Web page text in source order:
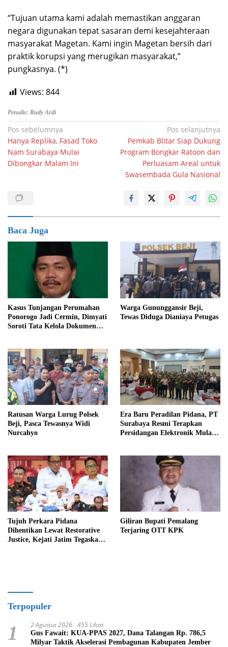
“Tujuan utama kami adalah memastikan anggaran
negara digunakan tepat sasaran demi kesejahteraan
masyarakat Magetan. Kami ingin Magetan bersih dari
praktik korupsi yang merugikan masyarakat,”
pungkasnya. (*)
Views: 844
Penulis: Rudy Ardi
Navigasi
pos
Pos sebelumnya
Hanya Replika, Fasad Toko
Nam Surabaya Mulai
Dibongkar Malam Ini
Pos selanjutnya
Pemkab Blitar Siap Dukung
Program Bongkar Ratoon dan
Perluasam Areal untuk
Swasembada Gula Nasional
Baca Juga
Kasus Tunjangan Perumahan
Ponorogo Jadi Cermin, Dimyati
Soroti Tata Kelola Dokumen
Warga Gununggansir Beji,
Tewas Diduga Dianiaya Petugas
Ratusan Warga Lurug Polsek
Beji, Pasca Tewasnya Widi
Nurcahyo
Era Baru Peradilan Pidana, PT
Surabaya Resmi Terapkan
Persidangan Elektronik Mulai 1
Tujuh Perkara Pidana
Dihentikan Lewat Restorative
Justice, Kejati Jatim Tegaskan
Giliran Bupati Pemalang
Terjaring OTT KPK
Terpopuler
1 2 Agustus 2026 455 Lihat
Gus Fawait: KUA-PPAS 2027, Dana Talangan Rp. 786,5
Milyar Taktik Akselerasi Pembagunan Kabupaten Jember